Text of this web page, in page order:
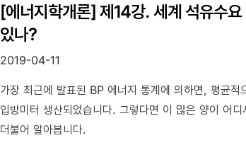
[에너지학개론] 제14강. 세계 석유수
있나?
2019-04-11
가장 최근에 발표된 BP 에너지 통계에 의하면, 평균
입방미터 생산되었습니다. 그렇다면 이 많은 양이 어
더불어 알아봅니다.